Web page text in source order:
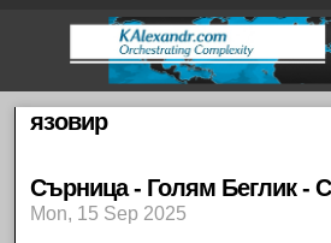
язовир
Сърница - Голям Беглик -
Mon, 15 Sep 2025